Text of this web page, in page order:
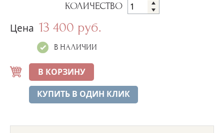
КОЛИЧЕСТВО
Цена 13 400 руб.
В НАЛИЧИИ
В КОРЗИНУ
КУПИТЬ В ОДИН КЛИК